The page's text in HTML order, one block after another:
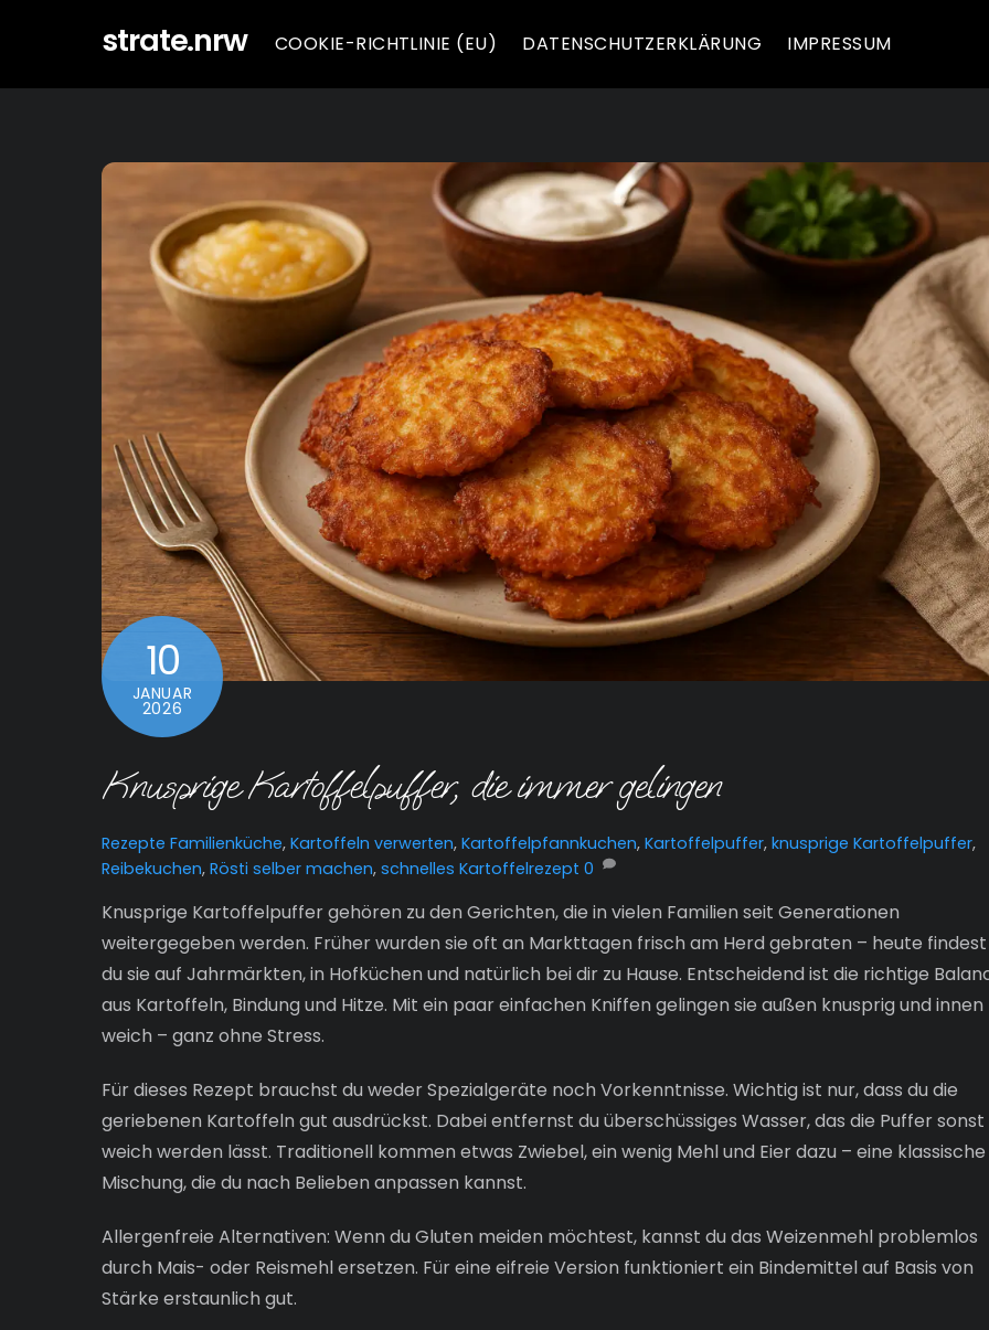
strate.nrw COOKIE-RICHTLINIE (EU) DATENSCHUTZERKLÄRUNG IMPRESSUM
10
JANUAR
2026
Knusprige Kartoffelpuffer, die immer gelingen
Rezepte Familienküche, Kartoffeln verwerten, Kartoffelpfannkuchen, Kartoffelpuffer, knusprige Kartoffelpuffer,
Reibekuchen, Rösti selber machen, schnelles Kartoffelrezept 0
Knusprige Kartoffelpuffer gehören zu den Gerichten, die in vielen Familien seit Generationen
weitergegeben werden. Früher wurden sie oft an Markttagen frisch am Herd gebraten – heute findest
du sie auf Jahrmärkten, in Hofküchen und natürlich bei dir zu Hause. Entscheidend ist die richtige
aus Kartoffeln, Bindung und Hitze. Mit ein paar einfachen Kniffen gelingen sie außen knusprig und innen
weich – ganz ohne Stress.
Für dieses Rezept brauchst du weder Spezialgeräte noch Vorkenntnisse. Wichtig ist nur, dass du die
geriebenen Kartoffeln gut ausdrückst. Dabei entfernst du überschüssiges Wasser, das die Puffer sonst
weich werden lässt. Traditionell kommen etwas Zwiebel, ein wenig Mehl und Eier dazu – eine klassische
Mischung, die du nach Belieben anpassen kannst.
Allergenfreie Alternativen: Wenn du Gluten meiden möchtest, kannst du das Weizenmehl problemlos
durch Mais- oder Reismehl ersetzen. Für eine eifreie Version funktioniert ein Bindemittel auf Basis von
Stärke erstaunlich gut.